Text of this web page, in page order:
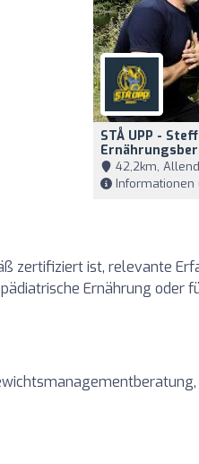
STÅ UPP -
42,2km,
Informationen
zertifiziert ist, relevante
Ernährung oder